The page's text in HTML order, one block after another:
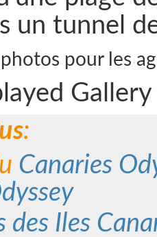
un tunnel
pour les
Gallery
:
Canaries
des Iles